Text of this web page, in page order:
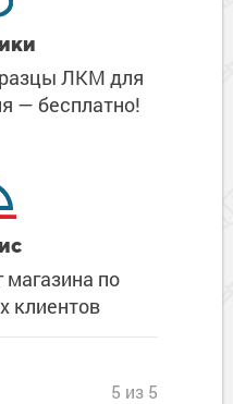
ЛКМ для
— бесплатно!
магазина по
клиентов
5 из 5